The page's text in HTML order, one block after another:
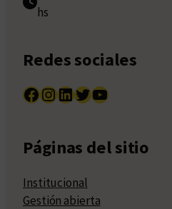
hs
Redes sociales
Facebook InstagramLinkedIn Twitter YouTube
Páginas del sitio
Institucional
Gestión abierta